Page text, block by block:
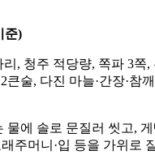
준)
리, 청주 적당량, 쪽파 3쪽,
큰술, 다진 마늘·간장·참
물에 솔로 문질러 씻고,
주머니·입 등을 가위로